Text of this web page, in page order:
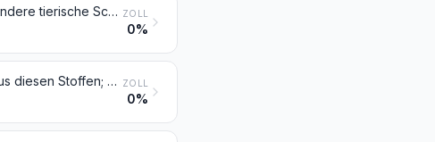
Elfenbein, Bein, Schildpatt, Horn, Geweihe, Korallen, Perlmutter und andere tierische Schnitzstoffe, bearbeitet, und Waren aus diesen Stoffen (einschließlich durch Formen hergestellte Waren) ZOLL
0%
Pflanzliche oder mineralische Schnitzstoffe, bearbeitet, und Waren aus diesen Stoffen; geformte oder geschnitzte Waren aus Wachs, aus Paraffin, aus Stearin, aus natürlichen Gummen oder Harzen oder aus Modelliermassen, und andere geformte oder geschnitzte Waren, anderweit weder genannt noch inbegriffen; nicht gehärtete Gelatine, bearbeitet (ausgenommen Gelatine der Position 3503) und Waren aus nicht gehärteter Gelatine ZOLL
0%